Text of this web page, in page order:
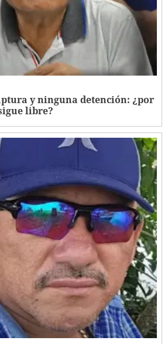
y ninguna detención: ¿por
libre?